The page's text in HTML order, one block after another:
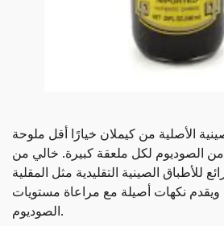
الأصلية من كيملان خيارًا أقل ملوحة
من الصوديوم لكل ملعقة كبيرة. خالي من
للأطباق الصينية التقليدية مثل المقلية
ويقدم نكهات أصيلة مع مراعاة مستويات
الصوديوم.